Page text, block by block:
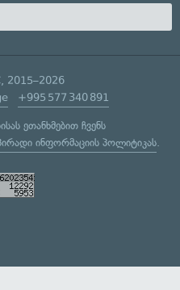
2015–2026
+995 577 340 891
ეთანხმებით ჩვენს
ინფორმაციის პოლიტიკას.